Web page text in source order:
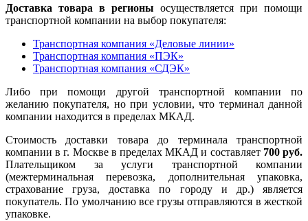
Доставка товара в регионы осуществляется при помощи
транспортной компании на выбор покупателя:
Транспортная компания «Деловые линии»
Транспортная компания «ПЭК»
Транспортная компания «СДЭК»
Либо при помощи другой транспортной компании по
желанию покупателя, но при условии, что терминал данной
компании находится в пределах МКАД.
Стоимость доставки товара до терминала транспортной
компании в г. Москве в пределах МКАД и составляет 700 руб.
Плательщиком за услуги транспортной компании
(межтерминальная перевозка, дополнительная упаковка,
страхование груза, доставка по городу и др.) является
покупатель. По умолчанию все грузы отправляются в жесткой
упаковке.